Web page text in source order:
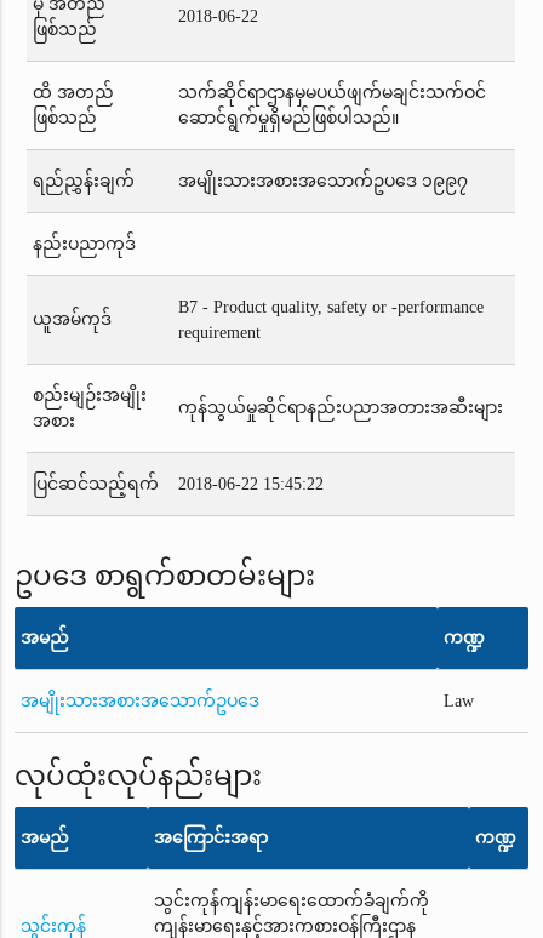
မှ အတည်
ဖြစ်သည်
2018-06-22
ထိ အတည်
ဖြစ်သည်
သက်ဆိုင်ရာဌာနမှမပယ်ဖျက်မချင်းသက်ဝင်
ဆောင်ရွက်မှုရှိမည်ဖြစ်ပါသည်။
ရည်ညွှန်းချက် အမျိုးသားအစားအသောက်ဥပဒေ ၁၉၉၇
နည်းပညာကုဒ်
ယူအမ်ကုဒ်
B7 - Product quality, safety or -performance
requirement
စည်းမျဉ်းအမျိုး
အစား
ကုန်သွယ်မှုဆိုင်ရာနည်းပညာအတားအဆီးများ
ပြင်ဆင်သည့်ရက် 2018-06-22 15:45:22
ဥပဒေ စာရွက်စာတမ်းများ
အမည် ကဏ္ဍ
အမျိုးသားအစားအသောက်ဥပဒေ Law
လုပ်ထုံးလုပ်နည်းများ
အမည် အကြောင်းအရာ ကဏ္ဍ
သွင်းကုန်
သွင်းကုန်ကျန်းမာရေးထောက်ခံချက်ကို
ကျန်းမာရေးနှင့်အားကစားဝန်ကြီးဌာန